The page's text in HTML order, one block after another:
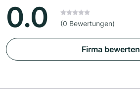
0.0 (0 Bewertungen)
Firma bewerten